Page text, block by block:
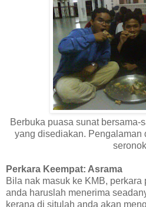
Berbuka puasa sunat bersama-
yang disediakan. Pengalaman
Perkara Keempat: Asrama
Bila nak masuk ke KMB, perkara
anda haruslah menerima
kerana di situlah anda akan